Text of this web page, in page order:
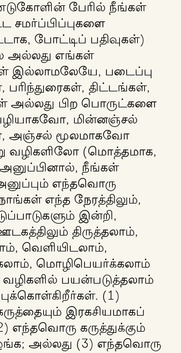
பேரில் நீங்கள்
சமர்ப்பிப்புகளை
போட்டிப் பதிவுகள்)
அல்லது எங்கள்
இல்லாமலேயே, படைப்பு
திட்டங்கள்,
அல்லது பிற பொருட்களை
மின்னஞ்சல்
அஞ்சல் மூலமாகவோ
வழிகளிலோ (மொத்தமாக,
அனுப்பினால், நீங்கள்
எந்தவொரு
எந்த நேரத்திலும்,
இன்றி,
திருத்தலாம்,
வெளியிடலாம்,
மொழிபெயர்க்கலாம்
வழிகளில் பயன்படுத்தலாம்
(1)
இரகசியமாகப்
எந்தவொரு கருத்துக்கும்
அல்லது (3) எந்தவொரு